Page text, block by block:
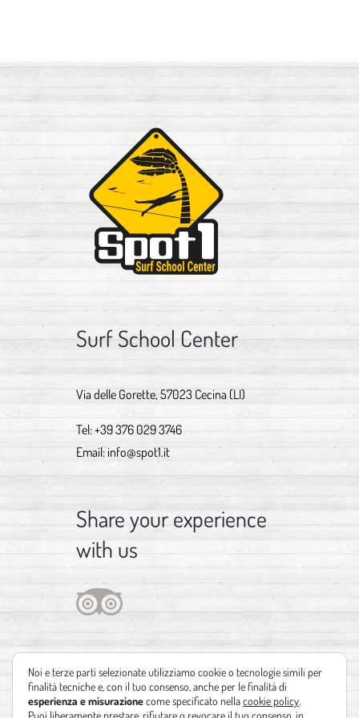
Surf School Center
Via delle Gorette, 57023 Cecina (LI)
Tel:+39 376 029 3746
Email: info@spot1.it
Share your experience
with us
Noi e terze parti selezionate utilizziamo cookie o tecnologie simili per
finalità tecniche e, con il tuo consenso, anche per le finalità di
esperienza e misurazionecome specificato nellacookie policy
Puoi liberamente prestare, rifiutare o revocare il tuo consenso, in